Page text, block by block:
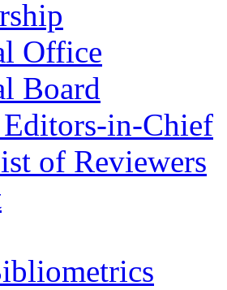
Office
Board
in-Chief
of Reviewers